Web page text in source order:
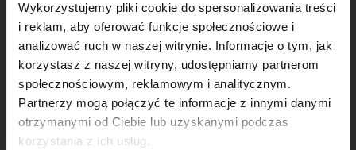
Wykorzystujemy pliki cookie do spersonalizowania treści
i reklam, aby oferować funkcje społecznościowe i
analizować ruch w naszej witrynie. Informacje o tym, jak
korzystasz z naszej witryny, udostępniamy partnerom
społecznościowym, reklamowym i analitycznym.
Partnerzy mogą połączyć te informacje z innymi danymi
otrzymanymi od Ciebie lub uzyskanymi podczas
korzystania z ich usług.
Serowe ciasto
z jabłkami
Naleśniki z jabłkami
i wanilią
×